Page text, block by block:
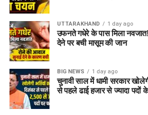
UTTARAKHAND 1 day ago
उफनते गधेरे के पास मिला
देने पर बची मासूम की जान
BIG NEWS 1 day ago
चुनावी साल में धामी सरकार
से पहले ढाई हजार से ज्यादा पदों के